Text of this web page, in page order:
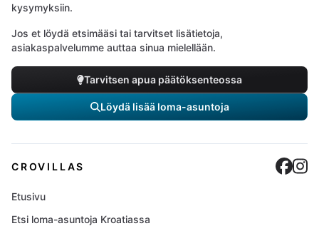
kysymyksiin.
Jos et löydä etsimääsi tai tarvitset lisätietoja,
asiakaspalvelumme auttaa sinua mielellään.
Tarvitsen apua päätöksenteossa
Löydä lisää loma-asuntoja
CROVILLAS
Etusivu
Etsi loma-asuntoja Kroatiassa